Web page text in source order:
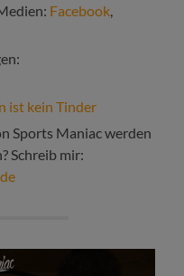
Facebook
ist kein Tinder
Sports Maniac werden
Schreib mir: